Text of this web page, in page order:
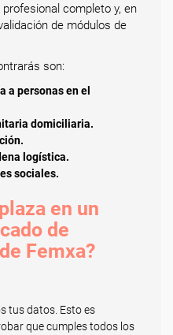
completo y, en
de módulos de
son:
a personas en el
domiciliaria.
logística.
sociales.
en un
de
Femxa?
tus datos. Esto es
que cumples todos los